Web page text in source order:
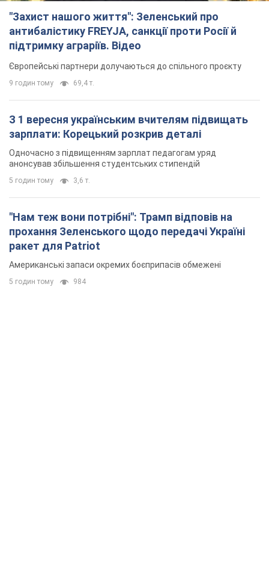
"Захист нашого життя": Зеленський про
антибалістику FREYJA, санкції проти Росії й
підтримку аграріїв. Відео
Європейські партнери долучаються до спільного проєкту
9 годин тому 69,4 т.
З 1 вересня українським вчителям підвищать
зарплати: Корецький розкрив деталі
Одночасно з підвищенням зарплат педагогам уряд
анонсував збільшення студентських стипендій
5 годин тому 3,6 т.
"Нам теж вони потрібні": Трамп відповів на
прохання Зеленського щодо передачі Україні
ракет для Patriot
Американські запаси окремих боєприпасів обмежені
5 годин тому 984